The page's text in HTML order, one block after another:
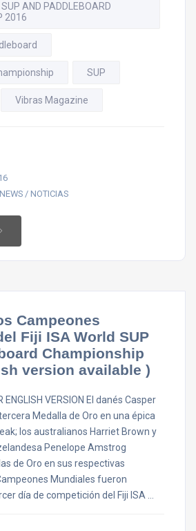
AND PADDLEBOARD
2016
SUP
Vibras Magazine
/ NOTICIAS
Campeones
Fiji ISA World SUP
Championship
version available )
ENGLISH VERSION El danés Casper
Medalla de Oro en una épica
los australianos Harriet Brown y
Penelope Amstrog
de Oro en sus respectivas
Mundiales fueron
día de competición del Fiji ISA …